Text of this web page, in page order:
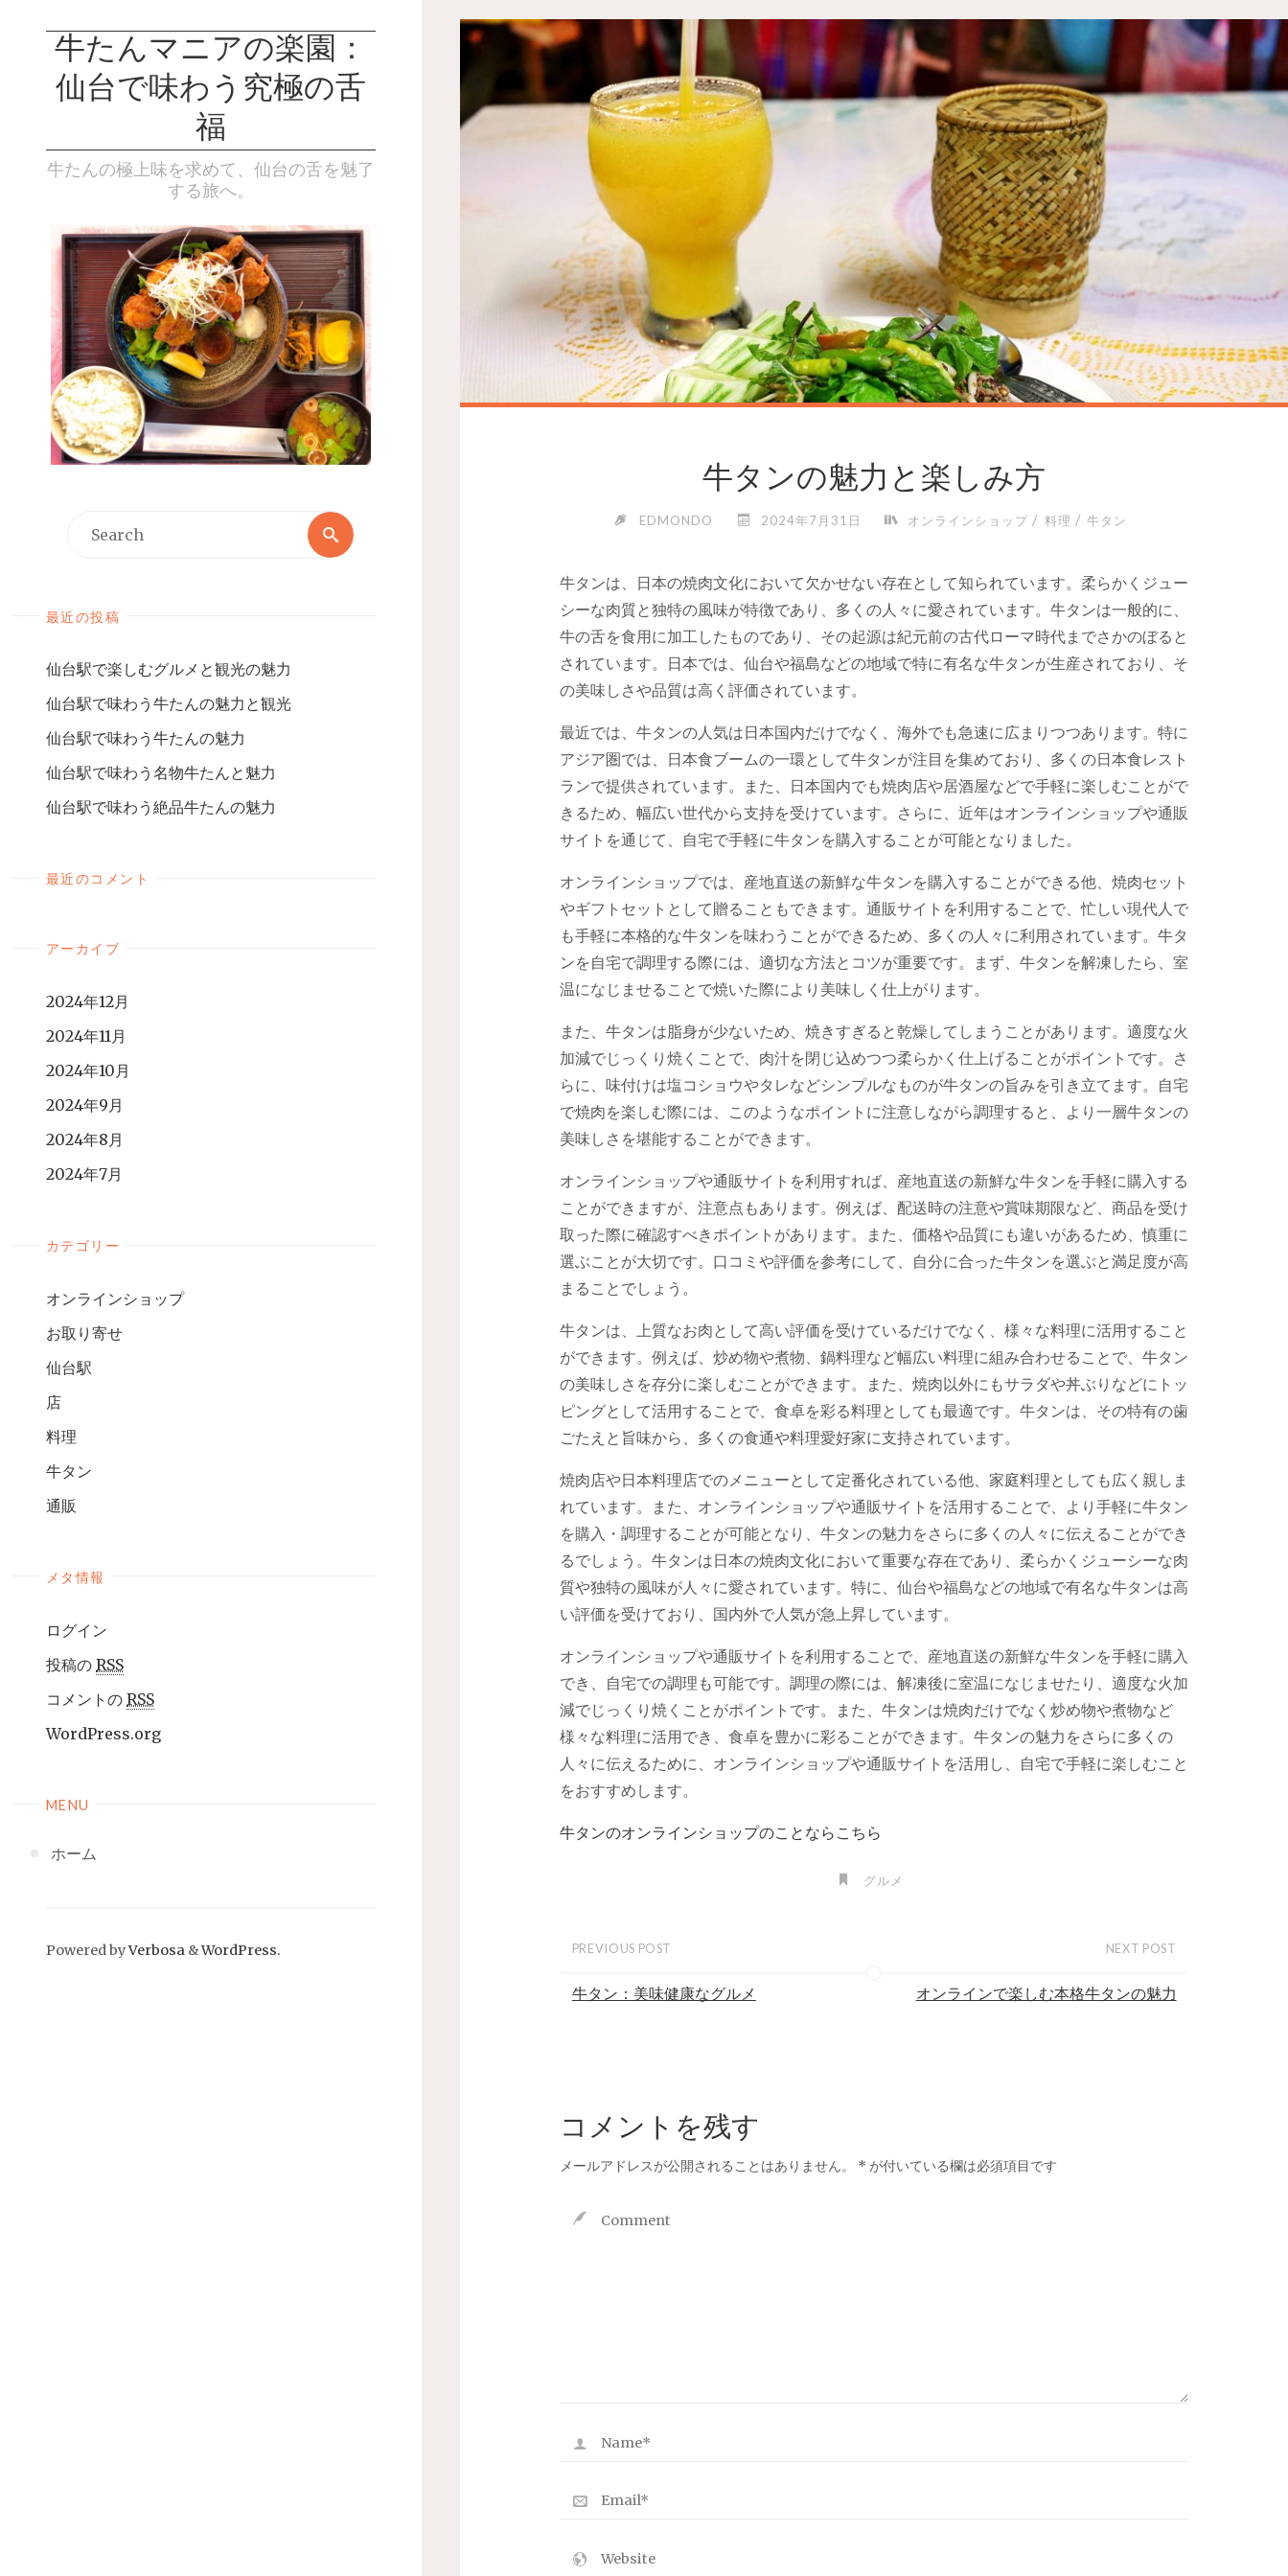
牛たんマニアの楽園：
仙台で味わう究極の舌
福
牛たんの極上味を求めて、仙台の舌を魅了
する旅へ。
最近の投稿
仙台駅で楽しむグルメと観光の魅力
仙台駅で味わう牛たんの魅力と観光
仙台駅で味わう牛たんの魅力
仙台駅で味わう名物牛たんと魅力
仙台駅で味わう絶品牛たんの魅力
最近のコメント
アーカイブ
2024年12月
2024年11月
2024年10月
2024年9月
2024年8月
2024年7月
カテゴリー
オンラインショップ
お取り寄せ
仙台駅
店
料理
牛タン
通販
メタ情報
ログイン
投稿の RSS
コメントの RSS
WordPress.org
MENU
ホーム
Powered byVerbosa &WordPress.
牛タンの魅力と楽しみ方
EDMONDO 2024年7月31日 オンラインショップ / 料理 / 牛タン
牛タンは、日本の焼肉文化において欠かせない存在として知られています。 柔らかくジュー
シーな肉質と独特の風味が特徴であり、多くの人々に愛されています。牛タンは一般的に、
牛の舌を食用に加工したものであり、その起源は紀元前の古代ローマ時代までさかのぼると
されています。日本では、仙台や福島などの地域で特に有名な牛タンが生産されており、そ
の美味しさや品質は高く評価されています。
最近では、牛タンの人気は日本国内だけでなく、海外でも急速に広まりつつあります。特に
アジア圏では、日本食ブームの一環として牛タンが注目を集めており、多くの日本食レスト
ランで提供されています。また、日本国内でも焼肉店や居酒屋などで手軽に楽しむことがで
きるため、幅広い世代から支持を受けています。さらに、近年はオンラインショップや通販
サイトを通じて、自宅で手軽に牛タンを購入することが可能となりました。
オンラインショップでは、産地直送の新鮮な牛タンを購入することができる他、焼肉セット
やギフトセットとして贈ることもできます。通販サイトを利用することで、忙しい現代人で
も手軽に本格的な牛タンを味わうことができるため、多くの人々に利用されています。牛タ
ンを自宅で調理する際には、適切な方法とコツが重要です。まず、牛タンを解凍したら、室
温になじませることで焼いた際により美味しく仕上がります。
また、牛タンは脂身が少ないため、焼きすぎると乾燥してしまうことがあります。適度な火
加減でじっくり焼くことで、肉汁を閉じ込めつつ柔らかく仕上げることがポイントです。さ
らに、味付けは塩コショウやタレなどシンプルなものが牛タンの旨みを引き立てます。自宅
で焼肉を楽しむ際には、このようなポイントに注意しながら調理すると、より一層牛タンの
美味しさを堪能することができます。
オンラインショップや通販サイトを利用すれば、産地直送の新鮮な牛タンを手軽に購入する
ことができますが、注意点もあります。例えば、配送時の注意や賞味期限など、商品を受け
取った際に確認すべきポイントがあります。また、価格や品質にも違いがあるため、慎重に
選ぶことが大切です。口コミや評価を参考にして、自分に合った牛タンを選ぶと満足度が高
まることでしょう。
牛タンは、上質なお肉として高い評価を受けているだけでなく、様々な料理に活用すること
ができます。例えば、炒め物や煮物、鍋料理など幅広い料理に組み合わせることで、牛タン
の美味しさを存分に楽しむことができます。また、焼肉以外にもサラダや丼ぶりなどにトッ
ピングとして活用することで、食卓を彩る料理としても最適です。牛タンは、その特有の歯
ごたえと旨味から、多くの食通や料理愛好家に支持されています。
焼肉店や日本料理店でのメニューとして定番化されている他、家庭料理としても広く親しま
れています。また、オンラインショップや通販サイトを活用することで、より手軽に牛タン
を購入・調理することが可能となり、牛タンの魅力をさらに多くの人々に伝えることができ
るでしょう。牛タンは日本の焼肉文化において重要な存在であり、柔らかくジューシーな肉
質や独特の風味が人々に愛されています。特に、仙台や福島などの地域で有名な牛タンは高
い評価を受けており、国内外で人気が急上昇しています。
オンラインショップや通販サイトを利用することで、産地直送の新鮮な牛タンを手軽に購入
でき、自宅での調理も可能です。調理の際には、解凍後に室温になじませたり、適度な火加
減でじっくり焼くことがポイントです。また、牛タンは焼肉だけでなく炒め物や煮物など
様々な料理に活用でき、食卓を豊かに彩ることができます。牛タンの魅力をさらに多くの
人々に伝えるために、オンラインショップや通販サイトを活用し、自宅で手軽に楽しむこと
をおすすめします。
牛タンのオンラインショップのことならこちら
グルメ
PREVIOUS POST
牛タン：美味健康なグルメ
NEXT POST
オンラインで楽しむ本格牛タンの魅力
コメントを残す
メールアドレスが公開されることはありません。 * が付いている欄は必須項目です